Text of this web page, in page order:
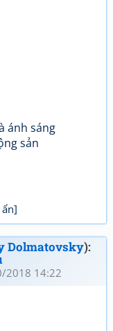
ánh sáng
sản
Dolmatovsky):
2018 14:22